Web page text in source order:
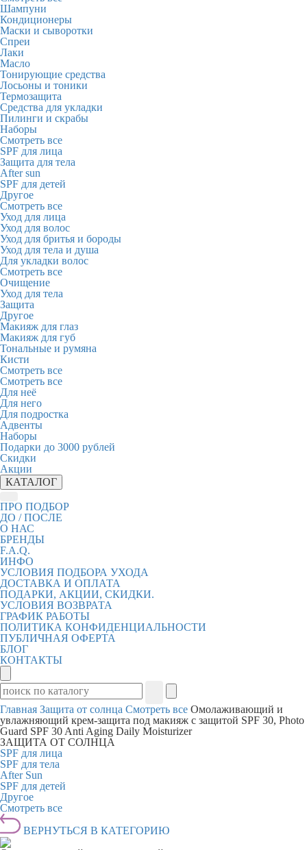
Шампуни
Кондиционеры
Маски и сыворотки
Спреи
Лаки
Масло
Тонирующие средства
Лосьоны и тоники
Термозащита
Средства для укладки
Пилинги и скрабы
Наборы
Смотреть все
SPF для лица
Защита для тела
After sun
SPF для детей
Другое
Смотреть все
Уход для лица
Уход для волос
Уход для бритья и бороды
Уход для тела и душа
Для укладки волос
Смотреть все
Очищение
Уход для тела
Защита
Другое
Макияж для глаз
Макияж для губ
Тональные и румяна
Кисти
Смотреть все
Смотреть все
Для неё
Для него
Для подростка
Адвенты
Наборы
Подарки до 3000 рублей
Скидки
Акции
КАТАЛОГ
ПРО ПОДБОР
ДО / ПОСЛЕ
О НАС
БРЕНДЫ
F.A.Q.
ИНФО
УСЛОВИЯ ПОДБОРА УХОДА
ДОСТАВКА И ОПЛАТА
ПОДАРКИ, АКЦИИ, СКИДКИ.
УСЛОВИЯ ВОЗВРАТА
ГРАФИК РАБОТЫ
ПОЛИТИКА КОНФИДЕНЦИАЛЬНОСТИ
ПУБЛИЧНАЯ ОФЕРТА
БЛОГ
КОНТАКТЫ
Главная Защита от солнца Смотреть все Омолаживающий и
увлажняющий крем-защита под макияж с защитой SPF 30, Photo
Guard SPF 30 Anti Aging Daily Moisturizer
ЗАЩИТА ОТ СОЛНЦА
SPF для лица
SPF для тела
After Sun
SPF для детей
Другое
Смотреть все
ВЕРНУТЬСЯ В КАТЕГОРИЮ